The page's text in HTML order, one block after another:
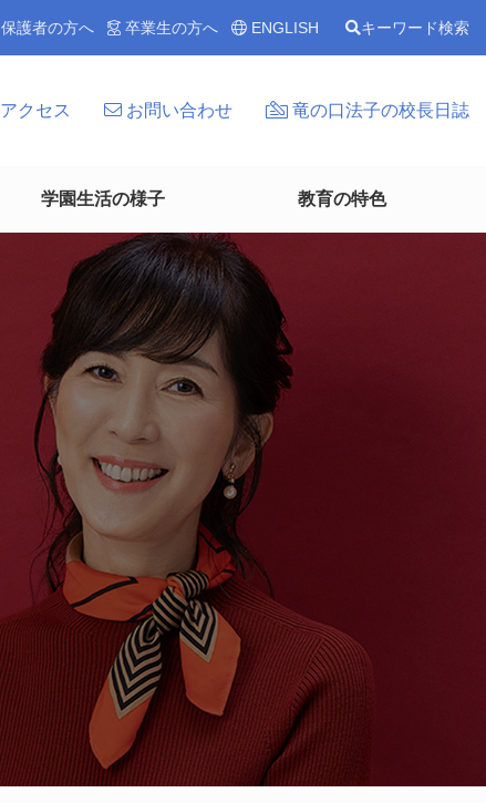
保護者の方へ 卒業生の方へ ENGLISH キーワード検索
アクセス お問い合わせ 竜の口法子の校長日誌
学園生活の様子 教育の特色